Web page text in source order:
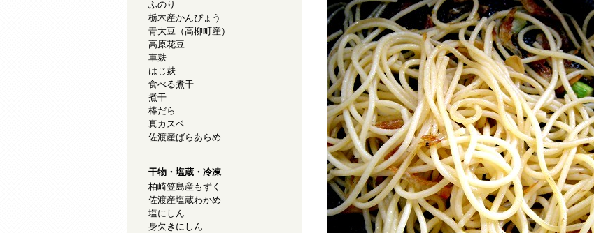
ふのり
栃木産かんぴょう
青大豆（高柳町産）
高原花豆
車麸
はじ麸
食べる煮干
煮干
棒だら
真カスベ
佐渡産ばらあらめ
干物・塩蔵・冷凍
柏崎笠島産もずく
佐渡産塩蔵わかめ
塩にしん
身欠きにしん